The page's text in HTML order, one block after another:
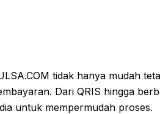
tidak hanya mudah
Dari QRIS hingga
untuk mempermudah proses.